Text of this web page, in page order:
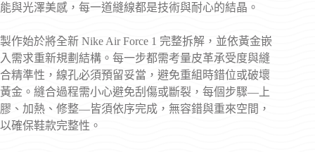
能與光澤美感，每一道縫線都是技術與耐心的結晶。
製作始於將全新 Nike Air Force 1 完整拆解，並依黃金嵌
入需求重新規劃結構。每一步都需考量皮革承受度與縫
合精準性，線孔必須預留妥當，避免重組時錯位或破壞
黃金。縫合過程需小心避免刮傷或斷裂，每個步驟—上
膠、加熱、修整—皆須依序完成，無容錯與重來空間，
以確保鞋款完整性。